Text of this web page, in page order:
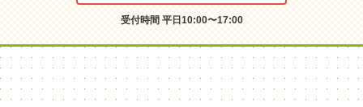
受付時間 平日10:00〜17:00